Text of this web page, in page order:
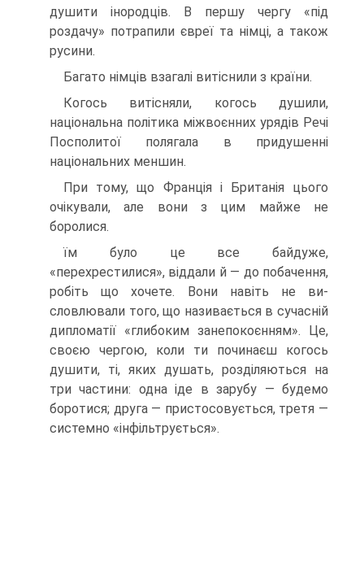
душити інородців. В першу чергу «під
роздачу» потрапили євреї та німці, а також
ру­сини.
Багато німців взагалі витіснили з країни.
Когось витісняли, когось душили,
національна по­літика міжвоєнних урядів Речі
Посполитої полягала в придушенні
національних меншин.
При тому, що Франція і Британія цього
очікували, але вони з цим майже не
боролися.
їм було це все байдуже,
«перехрестилися», віддали й — до побачення,
робіть що хочете. Вони навіть не ви­
словлювали того, що називається в сучасній
дипломатії «глибоким занепокоєнням». Це,
своєю чергою, коли ти починаєш когось
душити, ті, яких душать, розділяють­ся на
три частини: одна іде в зарубу — будемо
боротися; друга — пристосовується, третя —
системно «інфільтру­ється».